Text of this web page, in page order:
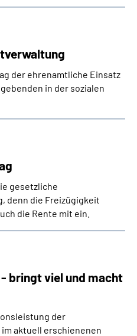
der ehrenamtliche Einsatz
in der sozialen
gesetzliche
denn die Freizügigkeit
die Rente mit ein.
bringt viel und macht
der
aktuell erschienenen